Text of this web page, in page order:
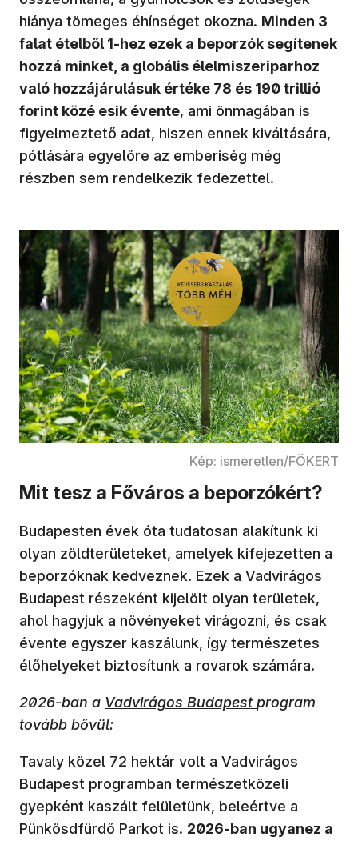
hiánya tömeges éhínséget okozna. Minden 3
falat ételből 1-hez ezek a beporzók segítenek
hozzá minket, a globális élelmiszeriparhoz
való hozzájárulásuk értéke 78 és 190 trillió
forint közé esik évente, ami önmagában is
figyelmeztető adat, hiszen ennek kiváltására,
pótlására egyelőre az emberiség még
részben sem rendelkezik fedezettel.
Kép: ismeretlen/FŐKERT
Mit tesz a Főváros a beporzókért?
Budapesten évek óta tudatosan alakítunk ki
olyan zöldterületeket, amelyek kifejezetten a
beporzóknak kedveznek. Ezek a Vadvirágos
Budapest részeként kijelölt olyan területek,
ahol hagyjuk a növényeket virágozni, és csak
évente egyszer kaszálunk, így természetes
élőhelyeket biztosítunk a rovarok számára.
2026-ban a Vadvirágos Budapestprogram
tovább bővül:
Tavaly közel 72 hektár volt a Vadvirágos
Budapest programban természetközeli
gyepként kaszált felületünk, beleértve a
Pünkösdfürdő Parkot is. 2026-ban ugyanez a